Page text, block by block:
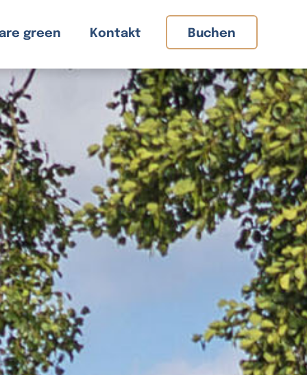
green Kontakt Buchen